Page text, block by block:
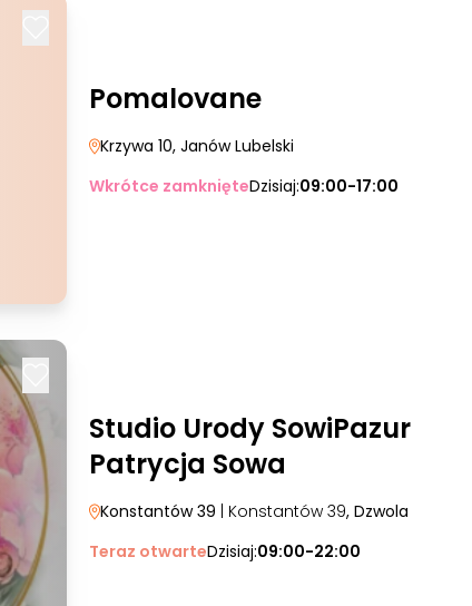
Pomalovane
Krzywa 10, Janów Lubelski
Wkrótce zamknięteDzisiaj:09:00-17:00
Studio Urody SowiPazur
Patrycja Sowa
Konstantów 39 | Konstantów 39, Dzwola
Teraz otwarteDzisiaj:09:00-22:00